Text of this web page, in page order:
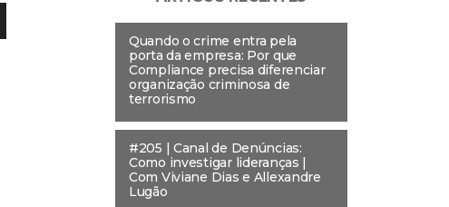
Quando o crime entra pela
porta da empresa: Por que
Compliance precisa diferenciar
organização criminosa de
terrorismo
#205 | Canal de Denúncias:
Como investigar lideranças |
Com Viviane Dias e Allexandre
Lugão